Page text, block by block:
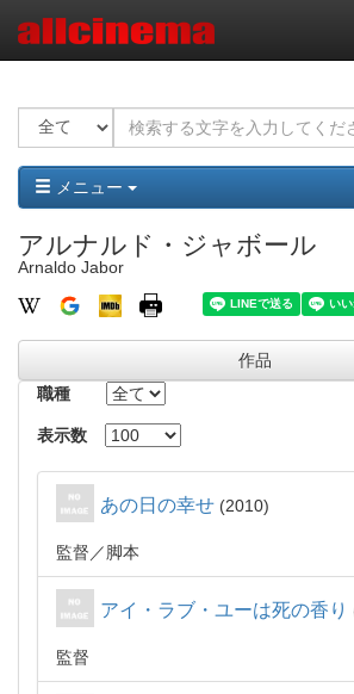
メニュー
アルナルド・ジャボール
Arnaldo Jabor
作品
職種
表示数
あの日の幸せ 2010
監督 脚本
アイ・ラブ・ユーは死の香り
監督